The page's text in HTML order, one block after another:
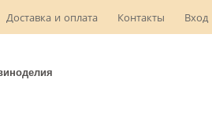
Доставка и оплата Контакты Вход